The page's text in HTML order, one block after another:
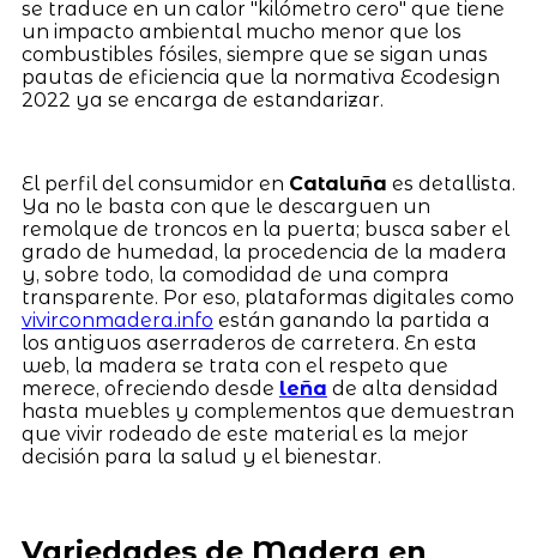
se traduce en un calor "kilómetro cero" que tiene
un impacto ambiental mucho menor que los
combustibles fósiles, siempre que se sigan unas
pautas de eficiencia que la normativa Ecodesign
2022 ya se encarga de estandarizar.
El perfil del consumidor en Cataluña es detallista.
Ya no le basta con que le descarguen un
remolque de troncos en la puerta; busca saber el
grado de humedad, la procedencia de la madera
y, sobre todo, la comodidad de una compra
transparente. Por eso, plataformas digitales como
vivirconmadera.info están ganando la partida a
los antiguos aserraderos de carretera. En esta
web, la madera se trata con el respeto que
merece, ofreciendo desde leña de alta densidad
hasta muebles y complementos que demuestran
que vivir rodeado de este material es la mejor
decisión para la salud y el bienestar.